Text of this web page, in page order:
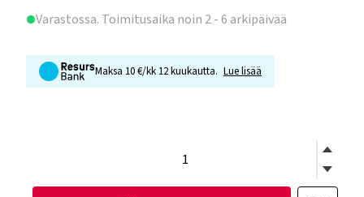
Varastossa. Toimitusaika noin 2 - 6 arkipäivää
Maksa 10 €/kk 12 kuukautta. Lue lisää